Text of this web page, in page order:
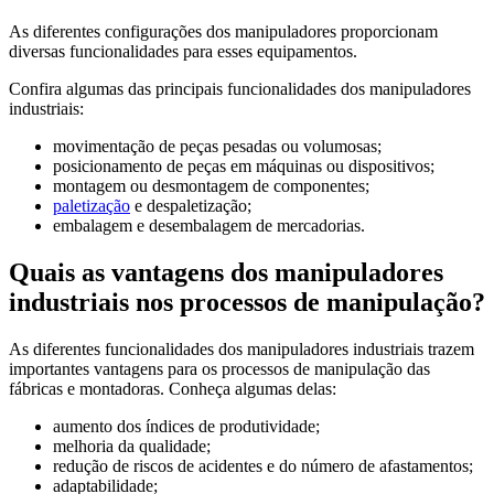
As diferentes configurações dos manipuladores proporcionam
diversas funcionalidades para esses equipamentos.
Confira algumas das principais funcionalidades dos manipuladores
industriais:
movimentação de peças pesadas ou volumosas;
posicionamento de peças em máquinas ou dispositivos;
montagem ou desmontagem de componentes;
paletização e despaletização;
embalagem e desembalagem de mercadorias.
Quais as vantagens dos manipuladores
industriais nos processos de manipulação?
As diferentes funcionalidades dos manipuladores industriais trazem
importantes vantagens para os processos de manipulação das
fábricas e montadoras. Conheça algumas delas:
aumento dos índices de produtividade;
melhoria da qualidade;
redução de riscos de acidentes e do número de afastamentos;
adaptabilidade;